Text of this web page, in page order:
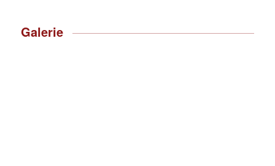
Galerie